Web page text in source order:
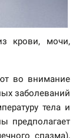
крови, мочи,
во внимание
заболеваний
тела и
предполагает
спазма),